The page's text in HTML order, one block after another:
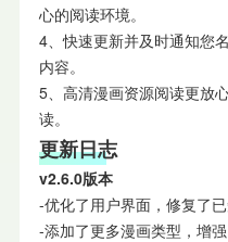
心的阅读环境。
4、快速更新并及时通知您
内容。
5、高清漫画资源阅读更放
读。
更新日志
v2.6.0版本
-优化了用户界面，修复了
-添加了更多漫画类型，增强